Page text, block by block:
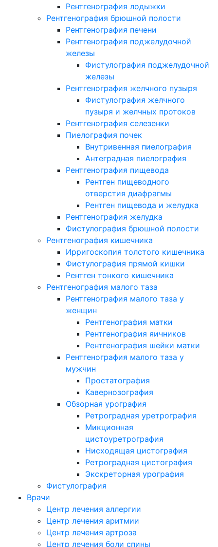
Рентгенография лодыжки
Рентгенография брюшной полости
Рентгенография печени
Рентгенография поджелудочной
железы
Фистулография поджелудочной
железы
Рентгенография желчного пузыря
Фистулография желчного
пузыря и желчных протоков
Рентгенография селезенки
Пиелография почек
Внутривенная пиелография
Антеградная пиелография
Рентгенография пищевода
Рентген пищеводного
отверстия диафрагмы
Рентген пищевода и желудка
Рентгенография желудка
Фистулография брюшной полости
Рентгенография кишечника
Ирригоскопия толстого кишечника
Фистулография прямой кишки
Рентген тонкого кишечника
Рентгенография малого таза
Рентгенография малого таза у
женщин
Рентгенография матки
Рентгенография яичников
Рентгенография шейки матки
Рентгенография малого таза у
мужчин
Простатография
Кавернозография
Обзорная урография
Ретроградная уретрография
Микционная
цистоуретрография
Нисходящая цистография
Ретроградная цистография
Экскреторная урография
Фистулография
Врачи
Центр лечения аллергии
Центр лечения аритмии
Центр лечения артроза
Центр лечения боли спины